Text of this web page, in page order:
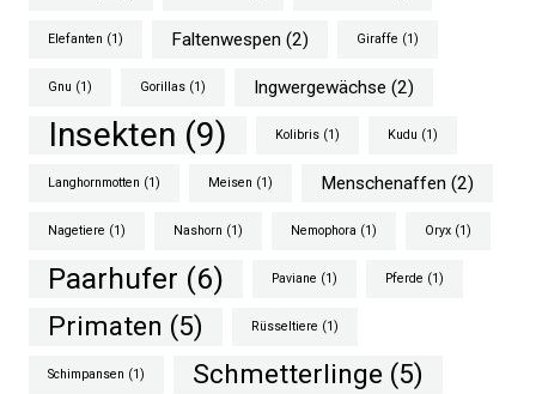
Elefanten (1) Faltenwespen (2) Giraffe (1)
Gnu (1) Gorillas (1) Ingwergewächse (2)
Insekten (9) Kolibris (1) Kudu (1)
Langhornmotten (1) Meisen (1) Menschenaffen (2)
Nagetiere (1) Nashorn (1) Nemophora (1) Oryx (1)
Paarhufer (6) Paviane (1) Pferde (1)
Primaten (5) Rüsseltiere (1)
Schimpansen (1) Schmetterlinge (5)